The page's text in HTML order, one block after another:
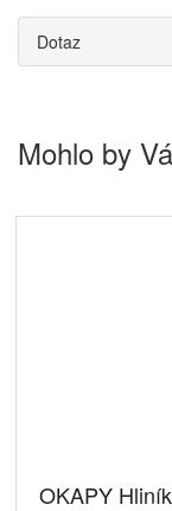
Dotaz
Mohlo by
OKAPY